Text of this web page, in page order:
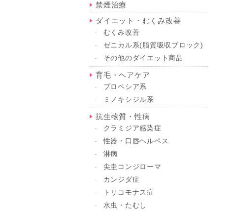
禁煙治療
ダイエット・むくみ改善
むくみ改善
ゼニカル系(脂質吸収ブロック)
その他のダイエット商品
育毛・ヘアケア
プロペシア系
ミノキシジル系
抗生物質・性病
クラミジア感染症
性器・口唇ヘルペス
淋病
尖圭コンジローマ
カンジダ症
トリコモナス症
水虫・たむし